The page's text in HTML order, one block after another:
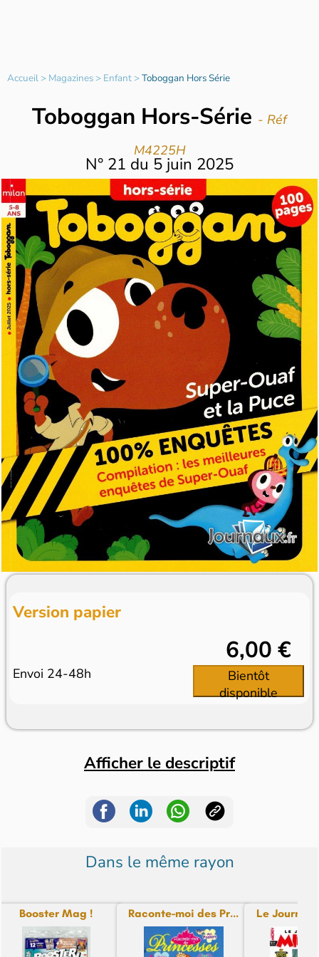
Accueil> Magazines> Enfant>Toboggan Hors Série
Toboggan Hors-Série - Réf
M4225H
N° 21 du 5 juin 2025
Version papier
Envoi 24-48h
6,00 €
Bientôt
disponible
Afficher le descriptif
Dans le même rayon
Booster Mag ! Raconte-moi des Pr... Le Journal